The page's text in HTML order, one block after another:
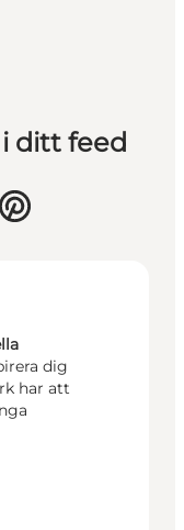
ditt feed
dig
har att